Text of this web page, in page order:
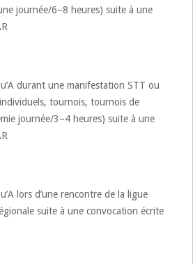
journée/6–8 heures) suite à une
durant une manifestation STT ou
tournois, tournois de
journée/3–4 heures) suite à une
lors d’une rencontre de la ligue
suite à une convocation écrite